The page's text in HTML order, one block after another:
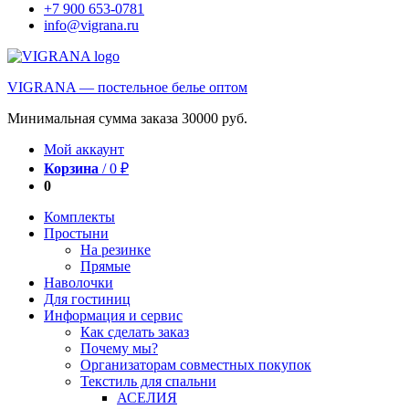
+7 900 653-0781
info@vigrana.ru
VIGRANA — постельное белье оптом
Минимальная сумма заказа 30000 руб.
Мой аккаунт
Корзина /0 ₽
0
Комплекты
Простыни
На резинке
Прямые
Наволочки
Для гостиниц
Информация и сервис
Как сделать заказ
Почему мы?
Организаторам совместных покупок
Текстиль для спальни
АСЕЛИЯ